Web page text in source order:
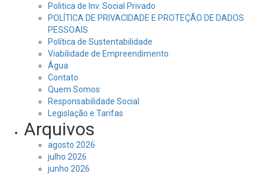
Politica de Inv. Social Privado
POLÍTICA DE PRIVACIDADE E PROTEÇÃO DE DADOS
PESSOAIS
Política de Sustentabilidade
Viabilidade de Empreendimento
Água
Contato
Quem Somos
Responsabilidade Social
Legislação e Tarifas
Arquivos
agosto 2026
julho 2026
junho 2026